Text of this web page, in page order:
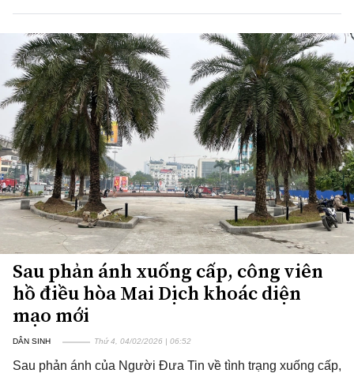
Sau phản ánh xuống cấp, công viên
hồ điều hòa Mai Dịch khoác diện
mạo mới
DÂN SINH Thứ 4, 04/02/2026 | 06:52
Sau phản ánh của Người Đưa Tin về tình trạng xuống cấp,